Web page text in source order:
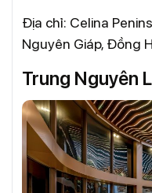
Địa chỉ: Celina
Nguyên Giáp, Đồng
Trung Nguyên